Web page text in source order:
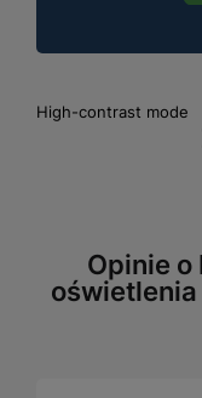
High-contrast mode
Opinie
oświetlenia